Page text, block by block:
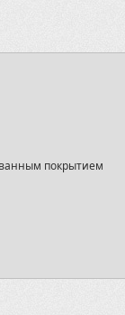
покрытием